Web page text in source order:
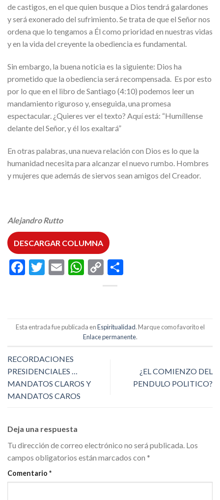
de castigos, en el que quien busque a Dios tendrá galardones
y será exonerado del sufrimiento. Se trata de que el Señor nos
ordena que lo tengamos a Él como prioridad en nuestras vidas
y en la vida del creyente la obediencia es fundamental.
Sin embargo, la buena noticia es la siguiente: Dios ha
prometido que la obediencia será recompensada. Es por esto
por lo que en el libro de Santiago (4:10) podemos leer un
mandamiento riguroso y, enseguida, una promesa
espectacular. ¿Quieres ver el texto? Aquí está: “Humíllense
delante del Señor, y él los exaltará”
En otras palabras, una nueva relación con Dios es lo que la
humanidad necesita para alcanzar el nuevo rumbo. Hombres
y mujeres que además de siervos sean amigos del Creador.
Alejandro Rutto
DESCARGAR COLUMNA
Facebook
Twitter
EmailWhatsApp
Copy
Link
Esta entrada fue publicada enEspiritualidad. Marque como favorito el
Enlace permanente.
RECORDACIONES
PRESIDENCIALES …
MANDATOS CLAROS Y
MANDATOS CAROS
¿EL COMIENZO DEL
PENDULO POLITICO?
Deja una respuesta
Tu dirección de correo electrónico no será publicada. Los
campos obligatorios están marcados con *
Comentario *